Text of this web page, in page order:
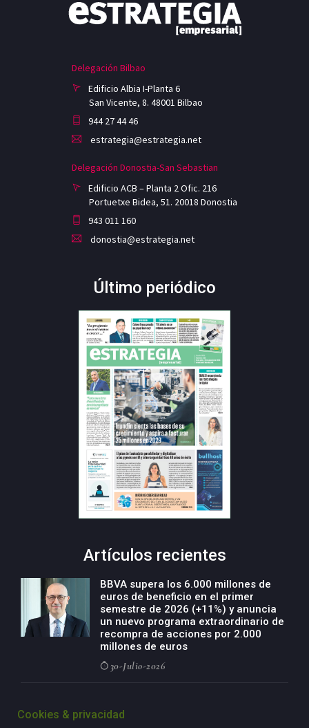
Delegación Bilbao
Edificio Albia I-Planta 6
San Vicente, 8. 48001 Bilbao
944 27 44 46
estrategia@estrategia.net
Delegación Donostia-San Sebastian
Edificio ACB – Planta 2 Ofic. 216
Portuetxe Bidea, 51. 20018 Donostia
943 011 160
donostia@estrategia.net
Último periódico
Artículos recientes
BBVA supera los 6.000 millones de
euros de beneficio en el primer
semestre de 2026 (+11%) y anuncia
un nuevo programa extraordinario de
recompra de acciones por 2.000
millones de euros
30-Julio-2026
negocio agro con un modelo global
Cookies & privacidad